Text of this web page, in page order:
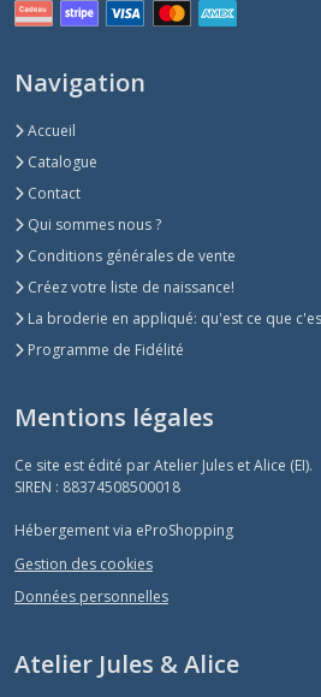
Navigation
Accueil
Catalogue
Contact
Qui sommes nous ?
Conditions générales de vente
Créez votre liste de naissance!
La broderie en appliqué: qu'est ce que
Programme de Fidélité
Mentions légales
Ce site est édité par Atelier Jules et Alice (EI).
SIREN : 88374508500018
Hébergement via eProShopping
Gestion des cookies
Données personnelles
Atelier Jules & Alice